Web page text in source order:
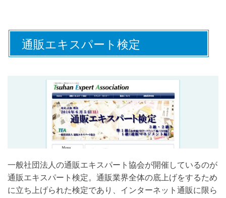
通販エキスパート検定
一般社団法人の通販エキスパート協会が開催しているのが
通販エキスパート検定。通販業界全体の底上げをするため
に立ち上げられた検定であり、インターネット通販に限ら